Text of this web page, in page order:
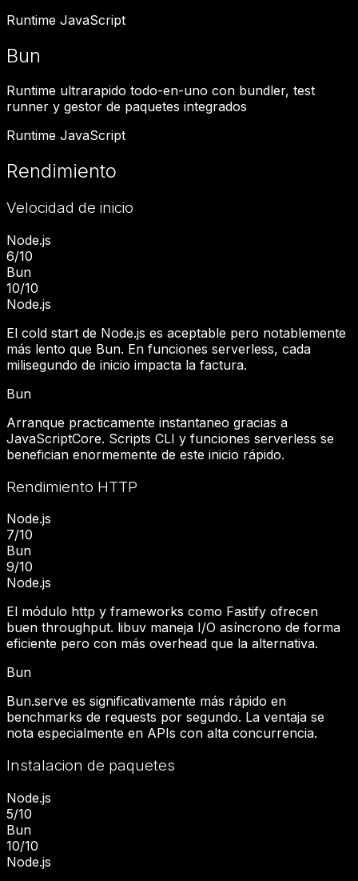
Runtime JavaScript
Bun
Runtime ultrarapido todo-en-uno con bundler, test
runner y gestor de paquetes integrados
Runtime JavaScript
Rendimiento
Velocidad de inicio
Node.js
6/10
Bun
10/10
Node.js
El cold start de Node.js es aceptable pero notablemente
más lento que Bun. En funciones serverless, cada
milisegundo de inicio impacta la factura.
Bun
Arranque practicamente instantaneo gracias a
JavaScriptCore. Scripts CLI y funciones serverless se
benefician enormemente de este inicio rápido.
Rendimiento HTTP
Node.js
7/10
Bun
9/10
Node.js
El módulo http y frameworks como Fastify ofrecen
buen throughput. libuv maneja I/O asíncrono de forma
eficiente pero con más overhead que la alternativa.
Bun
Bun.serve es significativamente más rápido en
benchmarks de requests por segundo. La ventaja se
nota especialmente en APIs con alta concurrencia.
Instalacion de paquetes
Node.js
5/10
Bun
10/10
Node.js